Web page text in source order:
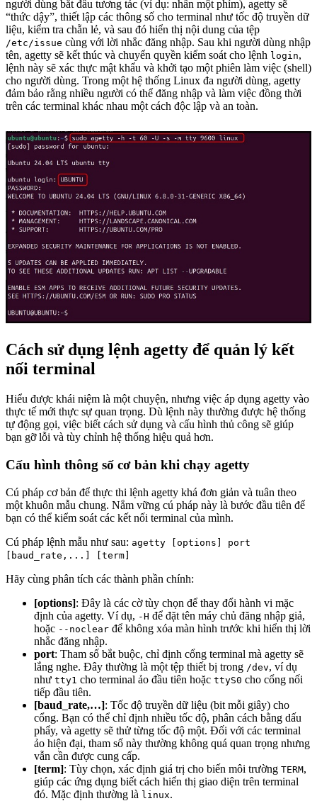
người dùng bắt đầu tương tác (ví dụ: nhấn một phím), agetty sẽ
“thức dậy”, thiết lập các thông số cho terminal như tốc độ truyền dữ
liệu, kiểm tra chẵn lẻ, và sau đó hiển thị nội dung của tệp
/etc/issue cùng với lời nhắc đăng nhập. Sau khi người dùng nhập
tên, agetty sẽ kết thúc và chuyển quyền kiểm soát cho lệnh login,
lệnh này sẽ xác thực mật khẩu và khởi tạo một phiên làm việc (shell)
cho người dùng. Trong một hệ thống Linux đa người dùng, agetty
đảm bảo rằng nhiều người có thể đăng nhập và làm việc đồng thời
trên các terminal khác nhau một cách độc lập và an toàn.
Cách sử dụng lệnh agetty để quản lý kết
nối terminal
Hiểu được khái niệm là một chuyện, nhưng việc áp dụng agetty vào
thực tế mới thực sự quan trọng. Dù lệnh này thường được hệ thống
tự động gọi, việc biết cách sử dụng và cấu hình thủ công sẽ giúp
bạn gỡ lỗi và tùy chỉnh hệ thống hiệu quả hơn.
Cấu hình thông số cơ bản khi chạy agetty
Cú pháp cơ bản để thực thi lệnh agetty khá đơn giản và tuân theo
một khuôn mẫu chung. Nắm vững cú pháp này là bước đầu tiên để
bạn có thể kiểm soát các kết nối terminal của mình.
Cú pháp lệnh mẫu như sau: agetty [options] port
[baud_rate,...] [term]
Hãy cùng phân tích các thành phần chính:
[options]: Đây là các cờ tùy chọn để thay đổi hành vi mặc
định của agetty. Ví dụ, -H để đặt tên máy chủ đăng nhập giả,
hoặc --noclear để không xóa màn hình trước khi hiển thị lời
nhắc đăng nhập.
port: Tham số bắt buộc, chỉ định cổng terminal mà agetty sẽ
lắng nghe. Đây thường là một tệp thiết bị trong /dev, ví dụ
như tty1 cho terminal ảo đầu tiên hoặc ttyS0 cho cổng nối
tiếp đầu tiên.
[baud_rate,…]: Tốc độ truyền dữ liệu (bit mỗi giây) cho
cổng. Bạn có thể chỉ định nhiều tốc độ, phân cách bằng dấu
phẩy, và agetty sẽ thử từng tốc độ một. Đối với các terminal
ảo hiện đại, tham số này thường không quá quan trọng nhưng
vẫn cần được cung cấp.
[term]: Tùy chọn, xác định giá trị cho biến môi trường TERM,
giúp các ứng dụng biết cách hiển thị giao diện trên terminal
đó. Mặc định thường là linux.